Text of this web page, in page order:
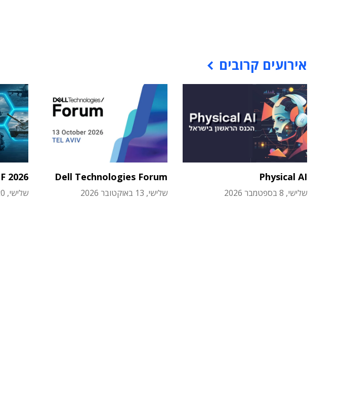
אירועים קרובים
Physical AI
שלישי, 8 בספטמבר 2026
Dell Technologies Forum
שלישי, 13 באוקטובר 2026
2026
שלישי, 20 באוקטובר 2026